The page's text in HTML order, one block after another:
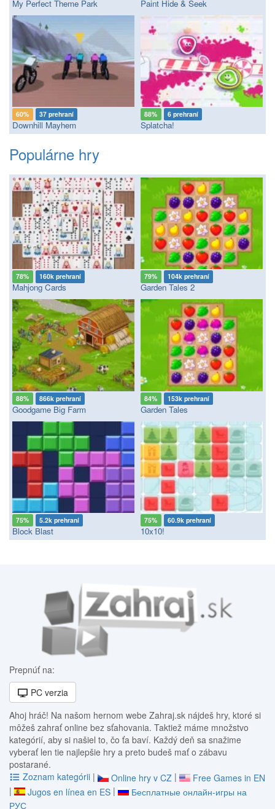
My Perfect Theme Park Paint Hide & Seek
60% 37 prehraní
Downhill Mayhem
88% 6 prehraní
Splatcha!
Populárne hry
78% 160k prehraní
Mahjong Cards
79% 104k prehraní
Garden Tales 2
88% 866k prehraní
Goodgame Big Farm
84% 153k prehraní
Garden Tales
75% 5.2k prehraní
Block Blast
75% 60.9k prehraní
10x10!
Prepnúť na:
PC verzia
Ahoj hráč! Na našom hernom webe Zahraj.sk nájdeš hry, ktoré si
môžeš zahrať online bez sťahovania. Taktiež máme množstvo
kategórií, aby si našiel to, čo ťa baví. Každý deň sa snažime
vyberať len tie najlepšie hry a preto budeš mať o zábavu
postarané.
Zoznam kategórii | Online hry v CZ |
Free Games in EN
|
Jugos en línea en ES |
Бесплатные онлайн-игры на
РУС